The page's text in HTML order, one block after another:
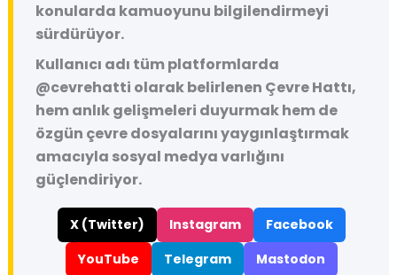
konularda kamuoyunu bilgilendirmeyi
sürdürüyor.
Kullanıcı adı tüm platformlarda
@cevrehatti olarak belirlenen Çevre Hattı,
hem anlık gelişmeleri duyurmak hem de
özgün çevre dosyalarını yaygınlaştırmak
amacıyla sosyal medya varlığını
güçlendiriyor.
X (Twitter) Instagram
Facebook
YouTube
Telegram
Mastodon